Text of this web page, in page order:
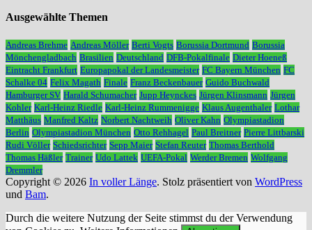
Ausgewählte Themen
Andreas Brehme Andreas Möller Berti Vogts Borussia Dortmund Borussia
Mönchengladbach Brasilien Deutschland DFB-Pokalfinale Dieter Hoeneß
Eintracht Frankfurt Europapokal der Landesmeister FC Bayern München FC
Schalke 04 Felix Magath Finale Franz Beckenbauer Guido Buchwald
Hamburger SV Harald Schumacher Jupp Heynckes Jürgen Klinsmann Jürgen
Kohler Karl-Heinz Riedle Karl-Heinz Rummenigge Klaus Augenthaler Lothar
Matthäus Manfred Kaltz Norbert Nachtweih Oliver Kahn Olympiastadion
Berlin Olympiastadion München Otto Rehhagel Paul Breitner Pierre Littbarski
Rudi Völler Schiedsrichter Sepp Maier Stefan Reuter Thomas Berthold
Thomas Häßler Trainer Udo Lattek UEFA-Pokal Werder Bremen Wolfgang
Dremmler
Copyright © 2026 In voller Länge. Stolz präsentiert von WordPress
und Bam.
Durch die weitere Nutzung der Seite stimmst du der Verwendung